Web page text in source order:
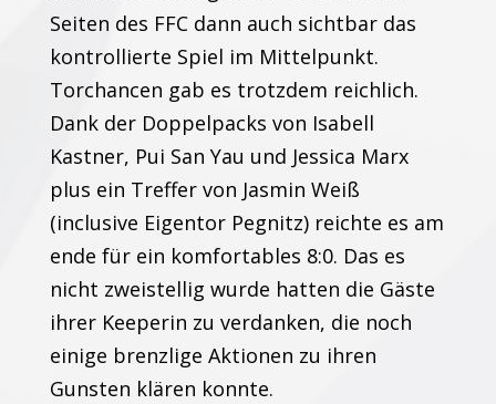
Seiten des FFC dann auch sichtbar das
kontrollierte Spiel im Mittelpunkt.
Torchancen gab es trotzdem reichlich.
Dank der Doppelpacks von Isabell
Kastner, Pui San Yau und Jessica Marx
plus ein Treffer von Jasmin Weiß
(inclusive Eigentor Pegnitz) reichte es am
ende für ein komfortables 8:0. Das es
nicht zweistellig wurde hatten die Gäste
ihrer Keeperin zu verdanken, die noch
einige brenzlige Aktionen zu ihren
Gunsten klären konnte.